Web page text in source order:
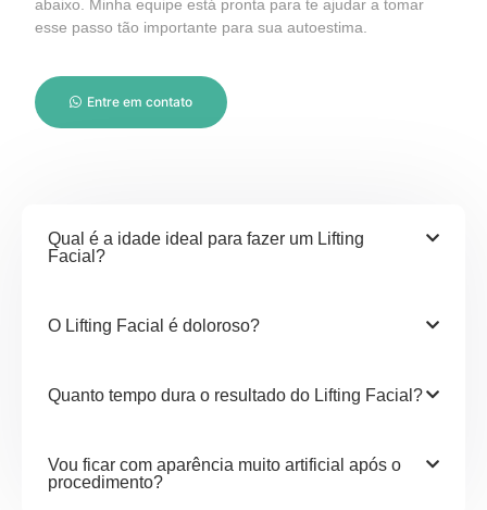
abaixo. Minha equipe está pronta para te ajudar a tomar
esse passo tão importante para sua autoestima.
Entre em contato
Qual é a idade ideal para fazer um Lifting
Facial?
O Lifting Facial é doloroso?
Quanto tempo dura o resultado do Lifting Facial?
Vou ficar com aparência muito artificial após o
procedimento?